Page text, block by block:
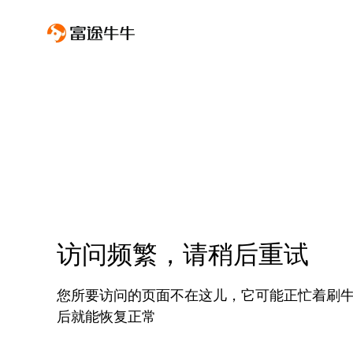
访问频繁，请稍后重试
您所要访问的页面不在这儿，它可能正忙着刷
后就能恢复正常